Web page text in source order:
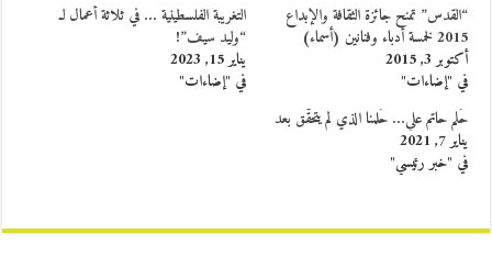
“القدس” تمنح جائزة الثقافة والإبداع
2015 لخمسة أدباء وفنانين (أسماء)
أكتوبر 3, 2015
في "إضاءات"
التغريبة الفلسطينية … في ثلاثة أعمال لـ
“وليد سيف”!
يناير 15, 2023
في "إضاءات"
حُلم حاتم علي… حُلمنا الذي لم يتحقّق بعد
يناير 7, 2021
في "خبر رئيسي"